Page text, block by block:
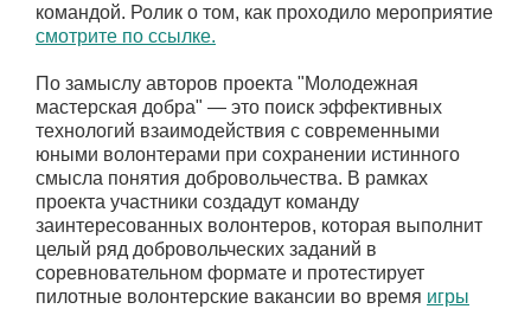
командой. Ролик о том, как проходило мероприятие
смотрите по ссылке.
По замыслу авторов проекта "Молодежная
мастерская добра" — это поиск эффективных
технологий взаимодействия с современными
юными волонтерами при сохранении истинного
смысла понятия добровольчества. В рамках
проекта участники создадут команду
заинтересованных волонтеров, которая выполнит
целый ряд добровольческих заданий в
соревновательном формате и протестирует
пилотные волонтерские вакансии во время игры